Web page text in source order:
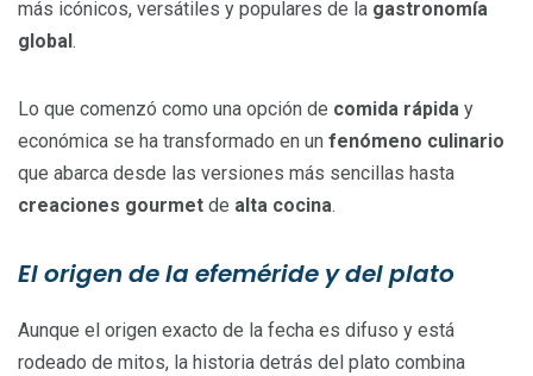
más icónicos, versátiles y populares de la gastronomía
global .
Lo que comenzó como una opción de comida rápida y
económica se ha transformado en un fenómeno culinario
que abarca desde las versiones más sencillas hasta
creaciones gourmet de alta cocina.
El origen de la efeméride y del plato
Aunque el origen exacto de la fecha es difuso y está
rodeado de mitos, la historia detrás del plato combina